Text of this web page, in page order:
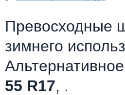
Превосходные
зимнего
55 R17, .